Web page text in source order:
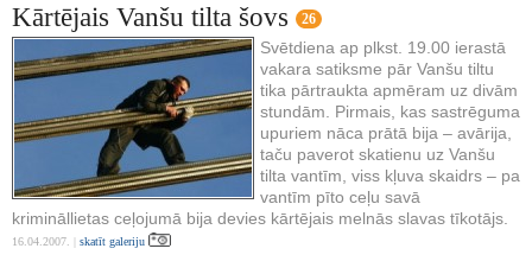
Kārtējais Vanšu tilta šovs 26
Svētdiena ap plkst. 19.00 ierastā
vakara satiksme pār Vanšu tiltu
tika pārtraukta apmēram uz divām
stundām. Pirmais, kas sastrēguma
upuriem nāca prātā bija – avārija,
taču paverot skatienu uz Vanšu
tilta vantīm, viss kļuva skaidrs – pa
vantīm pīto ceļu savā
krimināllietas ceļojumā bija devies kārtējais melnās slavas tīkotājs.
16.04.2007. | skatīt galeriju